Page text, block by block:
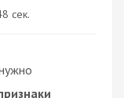
сек.